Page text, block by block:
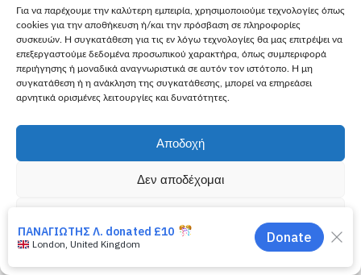
Για να παρέχουμε την καλύτερη εμπειρία, χρησιμοποιούμε τεχνολογίες όπως
cookies για την αποθήκευση ή/και την πρόσβαση σε πληροφορίες
συσκευών. Η συγκατάθεση για τις εν λόγω τεχνολογίες θα μας επιτρέψει να
επεξεργαστούμε δεδομένα προσωπικού χαρακτήρα, όπως συμπεριφορά
περιήγησης ή μοναδικά αναγνωριστικά σε αυτόν τον ιστότοπο. Η μη
συγκατάθεση ή η ανάκληση της συγκατάθεσης, μπορεί να επηρεάσει
αρνητικά ορισμένες λειτουργίες και δυνατότητες.
Αποδοχή
Δεν αποδέχομαι
Πολιτική Cookies Πολιτική Απορρήτου
Wars – Γιώργος, 5
Η μύηση του Γιώργου στη «Δύναμη», ξεκίνησε άμεσα. Οι
αγαπημένοι του ήρωες του ζήτησαν να ονοματίσει όλους